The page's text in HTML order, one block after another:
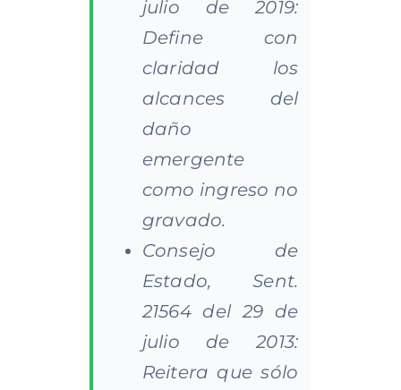
julio de 2019:
Define con
claridad los
alcances del
daño
emergente
como ingreso no
gravado.
Consejo de
Estado, Sent.
21564 del 29 de
julio de 2013:
Reitera que sólo